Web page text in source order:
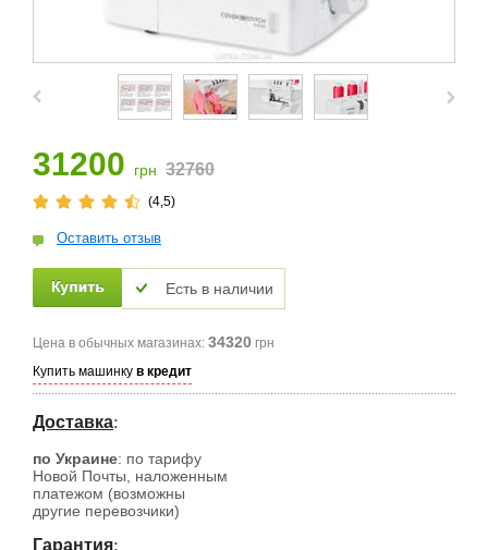
31200 грн 32760
(4,5)
Оставить отзыв
Есть в наличии
Цена в обычных магазинах: 34320 грн
Купить машинку в кредит
Доставка:
по Украине: по тарифу
Новой Почты, наложенным
платежом (возможны
другие перевозчики)
Гарантия: